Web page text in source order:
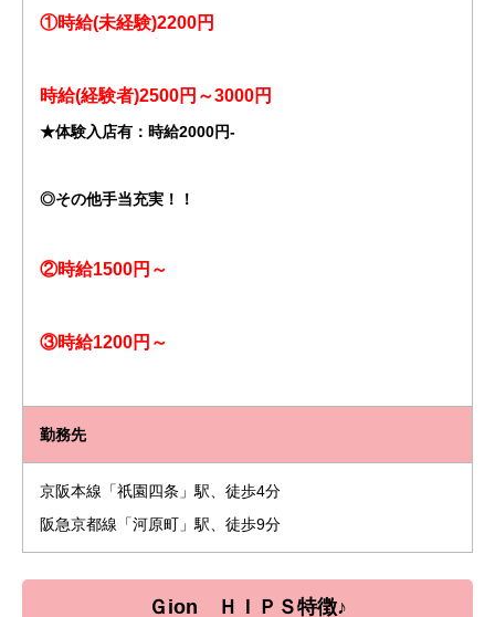
①時給(未経験)2200円
時給(経験者)2500円～3000円
★体験入店有：時給2000円-
◎その他手当充実！！
②時給1500円～
③時給1200円～
勤務先
京阪本線「祇園四条」駅、徒歩4分
阪急京都線「河原町」駅、徒歩9分
Ｇion ＨＩＰＳ特徴♪